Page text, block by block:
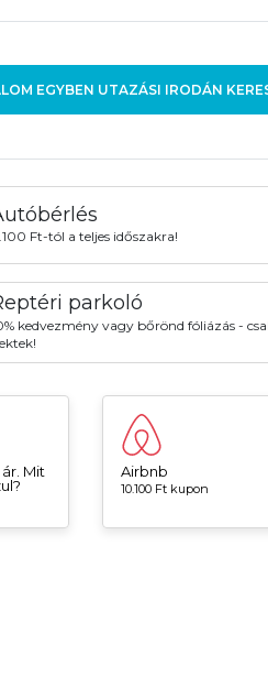
EGYBEN UTAZÁSI IRODÁN
Ft-tól a teljes időszakra!
parkoló
kedvezmény vagy bőrönd fóliázás -
Mit
Airbnb
10.100 Ft kupon